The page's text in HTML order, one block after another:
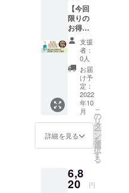
合があ
りま
す。
さを揃
えるこ
とで猫
さんの
違和感
を少な
くする
ことが
できま
す。杉
にゃん
初心者
の方
猫さ
ん、砂
猫さん
におす
トイレ
◎、シ
ステム
トイレ
（二層
式）
◎） 固
まりま
せん、
トイレ
に流せ
ます。
どんな
トイレ
ただけ
ます。
100ml
：ご提
供（一
般販売
予定価
格：
1980
円） ・
送料
（全国
律）：
1100円
⇒合
にゃん/
小粒】
【今回
限りの
お得な
早割】
・オー
ガニッ
ク猫砂
杉にゃ
ん 大粒
5袋：
5610円
（通常
販売価
格：
6600
F） ・
杉の精
支援
者：
0人
お届
け予
定：
2022
年10
月
詳細を見る
こ
の
リ
タ
ー
ン
を
選
択
す
る
6,8
20 円